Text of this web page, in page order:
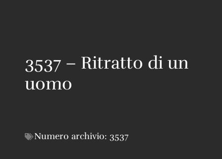
3537 – Ritratto di un
uomo
Numero archivio: 3537